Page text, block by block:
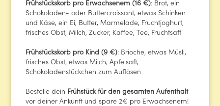
‍Frühstückskorb pro Erwachsenem (16 €): Brot, ein
Schokoladen- oder Buttercroissant, etwas Schinken
und Käse, ein Ei, Butter, Marmelade, Fruchtjoghurt,
frisches Obst, Milch, Zucker, Kaffee, Tee, Fruchtsaft
‍Frühstückskorb pro Kind (9 €): Brioche, etwas Müsli,
frisches Obst, etwas Milch, Apfelsaft,
Schokoladenstückchen zum Auflösen
Bestelle dein Frühstück für den gesamten Aufenthalt
vor deiner Ankunft und spare 2€ pro Erwachsenem!